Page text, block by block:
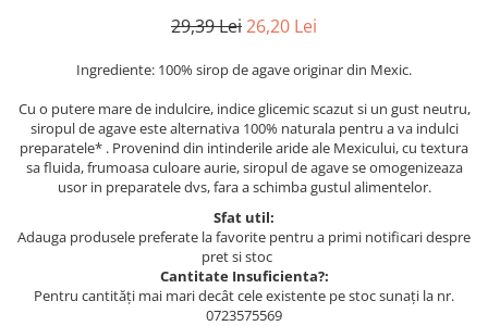
29,39 Lei26,20 Lei
Ingrediente: 100% sirop de agave originar din Mexic.
Cu o putere mare de indulcire, indice glicemic scazut si un gust neutru,
siropul de agave este alternativa 100% naturala pentru a va indulci
preparatele* . Provenind din intinderile aride ale Mexicului, cu textura
sa fluida, frumoasa culoare aurie, siropul de agave se omogenizeaza
usor in preparatele dvs, fara a schimba gustul alimentelor.
Sfat util:
Adauga produsele preferate la favorite pentru a primi notificari despre
pret si stoc
Cantitate Insuficienta?:
Pentru cantități mai mari decât cele existente pe stoc sunați la nr.
0723575569